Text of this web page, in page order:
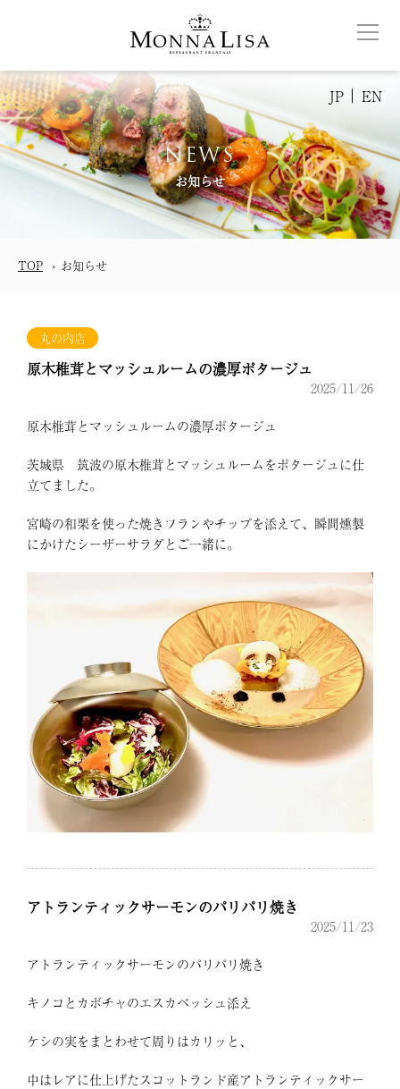
JP EN
NEWS
お知らせ
TOP お知らせ
丸の内店
原木椎茸とマッシュルームの濃厚ポタージュ
2025/11/26
原木椎茸とマッシュルームの濃厚ポタージュ
茨城県 筑波の原木椎茸とマッシュルームをポタージュに仕
立てました。
宮崎の和栗を使った焼きフランやチップを添えて、瞬間燻製
にかけたシーザーサラダとご一緒に。
アトランティックサーモンのパリパリ焼き
2025/11/23
アトランティックサーモンのパリパリ焼き
キノコとカボチャのエスカベッシュ添え
ケシの実をまとわせて周りはカリッと、
中はレアに仕上げたスコットランド産アトランティックサー